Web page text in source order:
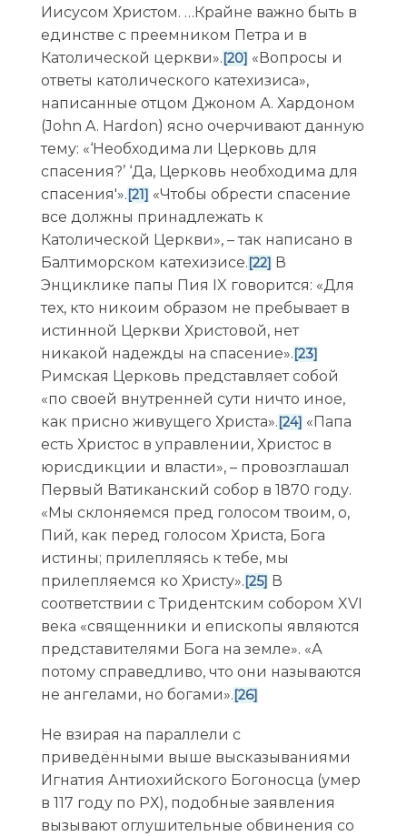
Иисусом Христом. …Крайне важно быть в
единстве с преемником Петра и в
Католической церкви».[20] «Вопросы и
ответы католического катехизиса»,
написанные отцом Джоном А. Хардоном
(John A. Hardon) ясно очерчивают данную
тему: «‘Необходима ли Церковь для
спасения?’ ‘Да, Церковь необходима для
спасения'».[21] «Чтобы обрести спасение
все должны принадлежать к
Католической Церкви», – так написано в
Балтиморском катехизисе.[22] В
Энциклике папы Пия IX говорится: «Для
тех, кто никоим образом не пребывает в
истинной Церкви Христовой, нет
никакой надежды на спасение».[23]
Римская Церковь представляет собой
«по своей внутренней сути ничто иное,
как присно живущего Христа».[24] «Папа
есть Христос в управлении, Христос в
юрисдикции и власти», – провозглашал
Первый Ватиканский собор в 1870 году.
«Мы склоняемся пред голосом твоим, о,
Пий, как перед голосом Христа, Бога
истины; прилепляясь к тебе, мы
прилепляемся ко Христу».[25] В
соответствии с Тридентским собором XVI
века «священники и епископы являются
представителями Бога на земле». «А
потому справедливо, что они называются
не ангелами, но богами».[26]
Не взирая на параллели с
приведёнными выше высказываниями
Игнатия Антиохийского Богоносца (умер
в 117 году по РХ), подобные заявления
вызывают оглушительные обвинения со